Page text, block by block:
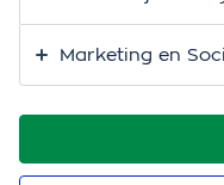
Marketing en